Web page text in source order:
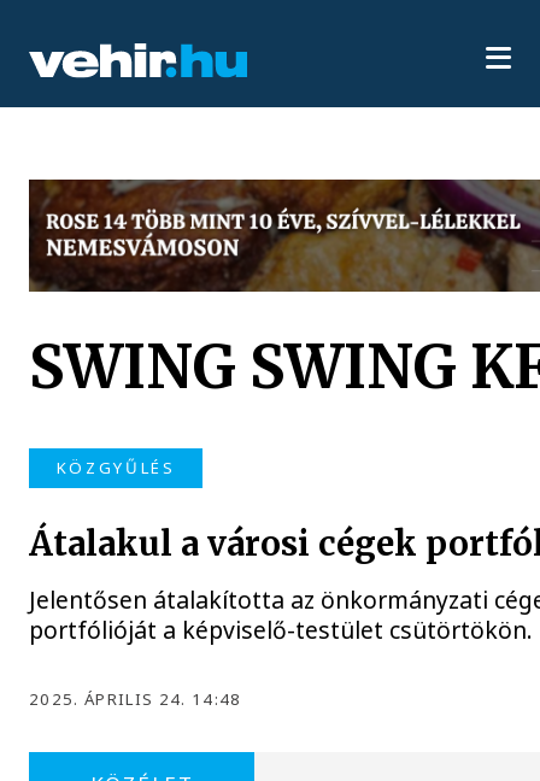
SWING SWING
KÖZGYŰLÉS
Átalakul a városi cégek
Jelentősen átalakította az önkormányzati
portfólióját a képviselő-testület csütörtökön.
2025. ÁPRILIS 24. 14:48